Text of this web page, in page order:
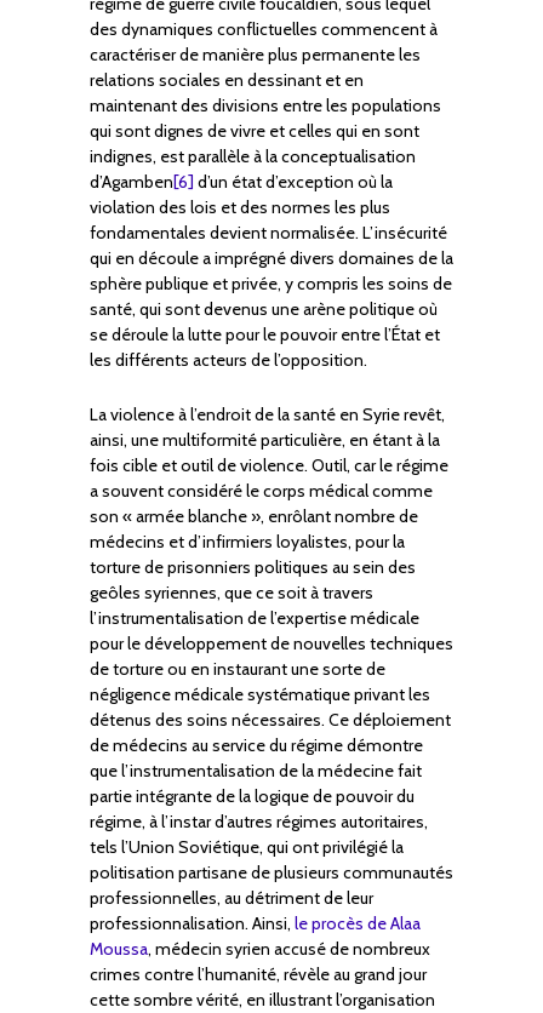
des dynamiques conflictuelles commencent à
caractériser de manière plus permanente les
relations sociales en dessinant et en
maintenant des divisions entre les populations
qui sont dignes de vivre et celles qui en sont
indignes, est parallèle à la conceptualisation
d’Agamben[6] d’un état d’exception où la
violation des lois et des normes les plus
fondamentales devient normalisée. L’insécurité
qui en découle a imprégné divers domaines de la
sphère publique et privée, y compris les soins de
santé, qui sont devenus une arène politique où
se déroule la lutte pour le pouvoir entre l’État et
les différents acteurs de l’opposition.
La violence à l’endroit de la santé en Syrie revêt,
ainsi, une multiformité particulière, en étant à la
fois cible et outil de violence. Outil, car le régime
a souvent considéré le corps médical comme
son « armée blanche », enrôlant nombre de
médecins et d’infirmiers loyalistes, pour la
torture de prisonniers politiques au sein des
geôles syriennes, que ce soit à travers
l’instrumentalisation de l’expertise médicale
pour le développement de nouvelles techniques
de torture ou en instaurant une sorte de
négligence médicale systématique privant les
détenus des soins nécessaires. Ce déploiement
de médecins au service du régime démontre
que l’instrumentalisation de la médecine fait
partie intégrante de la logique de pouvoir du
régime, à l’instar d’autres régimes autoritaires,
tels l’Union Soviétique, qui ont privilégié la
politisation partisane de plusieurs communautés
professionnelles, au détriment de leur
professionnalisation. Ainsi, le procès de Alaa
Moussa, médecin syrien accusé de nombreux
crimes contre l’humanité, révèle au grand jour
cette sombre vérité, en illustrant l’organisation